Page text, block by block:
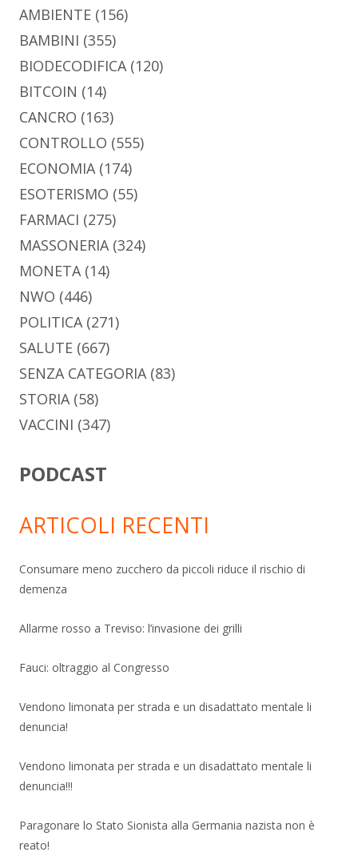
AMBIENTE (156)
BAMBINI (355)
BIODECODIFICA(120)
BITCOIN (14)
CANCRO (163)
CONTROLLO (555)
ECONOMIA(174)
ESOTERISMO (55)
FARMACI (275)
MASSONERIA(324)
MONETA(14)
NWO (446)
POLITICA(271)
SALUTE (667)
SENZA CATEGORIA(83)
STORIA(58)
VACCINI (347)
PODCAST
ARTICOLI RECENTI
Consumare meno zucchero da piccoli riduce il rischio di
demenza
Allarme rosso a Treviso: l’invasione dei grilli
Fauci: oltraggio al Congresso
Vendono limonata per strada e un disadattato mentale li
denuncia!
Vendono limonata per strada e un disadattato mentale li
denuncia!!!
Paragonare lo Stato Sionista alla Germania nazista non è
reato!